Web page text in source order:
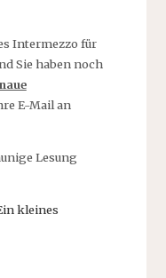
Intermezzo für
Sie haben noch
E-Mail an
Lesung
kleines